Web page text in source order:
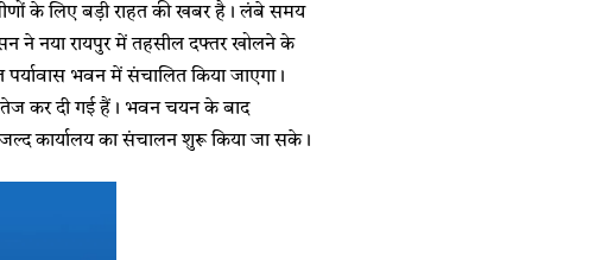
के लिए बड़ी राहत की खबर है। लंबे समय
ने नया रायपुर में तहसील दफ्तर खोलने के
भवन में संचालित किया जाएगा।
तेज कर दी गई हैं। भवन चयन के बाद
कार्यालय का संचालन शुरू किया जा सके।